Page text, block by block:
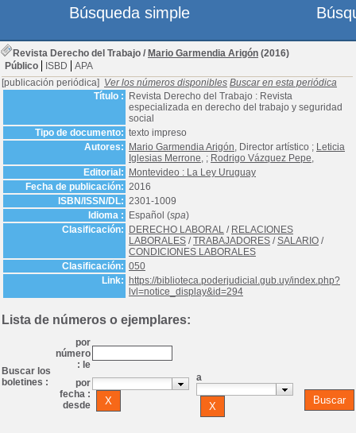
Revista Derecho del Trabajo / Mario Garmendia Arigón (2016)
Público
ISBD
APA
[publicación periódica] Ver los números disponibles Buscar en esta periódica
Título :
Revista Derecho del Trabajo : Revista
especializada en derecho del trabajo y seguridad
social
Tipo de documento: texto impreso
Autores:
Mario Garmendia Arigón, Director artístico ; Leticia
Iglesias Merrone, ; Rodrigo Vázquez Pepe,
Editorial:
Montevideo : La Ley Uruguay
Fecha de publicación: 2016
ISBN/ISSN/DL: 2301-1009
Idioma :
Español (spa)
Clasificación:
DERECHO LABORAL / RELACIONES
LABORALES /TRABAJADORES /SALARIO /
CONDICIONES LABORALES
Clasificación: 050
Link:
https://biblioteca.poderjudicial.gub.uy/index.php?
lvl=notice_display&id=294
Lista de números o ejemplares:
Buscar los
boletines :
por
número
: le
por
fecha :
desde
a
Búsqueda simple